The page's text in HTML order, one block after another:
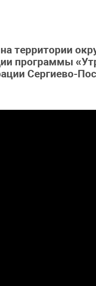
территории
программы
Сергиево-